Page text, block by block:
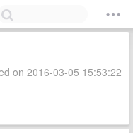
on 2016-03-05 15:53:22